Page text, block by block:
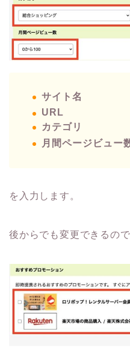
サイト名
URL
カテゴリ
月間ページビュー
を入力します。
後からでも変更できるの